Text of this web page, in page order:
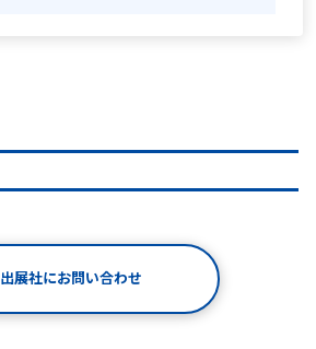
出展社にお問い合わせ